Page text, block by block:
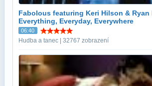
Fabolous featuring Keri Hilson & Ryan
Everything, Everyday, Everywhere
06:40
Hudba a tanec | 32767 zobrazení